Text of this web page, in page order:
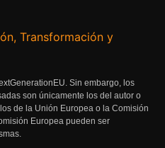
Sin embargo, los
son únicamente los del autor o
de la Unión Europea o la Comisión
Europea pueden ser